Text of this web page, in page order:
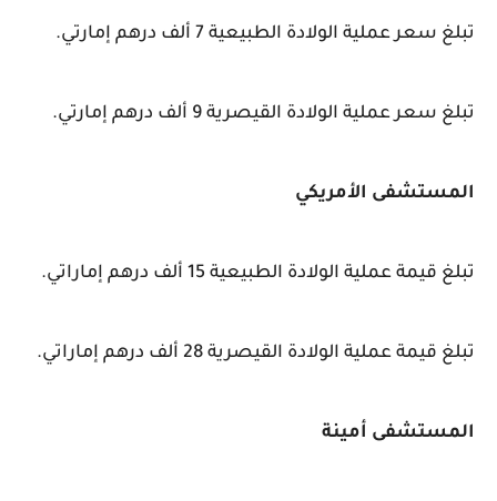
تبلغ سعر عملية الولادة الطبيعية 7 ألف درهم إمارتي.
تبلغ سعر عملية الولادة القيصرية 9 ألف درهم إمارتي.
المستشفى الأمريكي
تبلغ قيمة عملية الولادة الطبيعية 15 ألف درهم إماراتي.
تبلغ قيمة عملية الولادة القيصرية 28 ألف درهم إماراتي.
المستشفى أمينة